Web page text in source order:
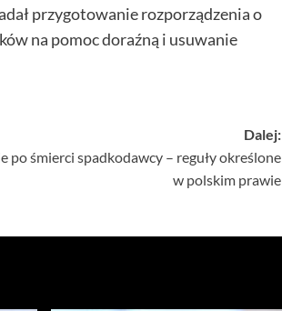
przygotowanie rozporządzenia o
na pomoc doraźną i usuwanie
Dalej:
po śmierci spadkodawcy – reguły określone
w polskim prawie